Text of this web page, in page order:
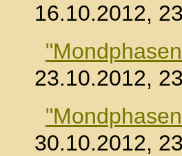
16.10.2012,
23.10.2012,
30.10.2012,